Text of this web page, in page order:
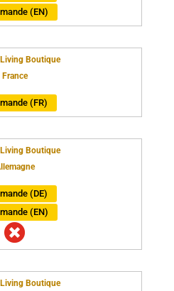
(EN)
Living Boutique
France
(FR)
Living Boutique
(DE)
(EN)

Living Boutique